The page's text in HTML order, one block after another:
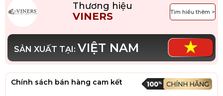
Thương hiệu
VINERS Tìm hiểu thêm >
SẢN XUẤT TẠI: VIỆT NAM
Chính sách bán hàng cam kết